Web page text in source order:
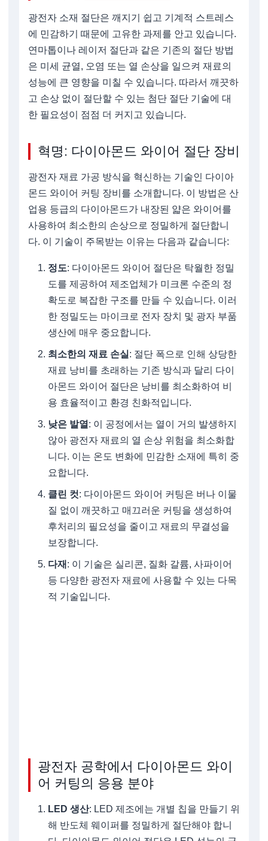
광전자 소재 절단은 깨지기 쉽고 기계적 스트레스
에 민감하기 때문에 고유한 과제를 안고 있습니다.
연마톱이나 레이저 절단과 같은 기존의 절단 방법
은 미세 균열, 오염 또는 열 손상을 일으켜 재료의
성능에 큰 영향을 미칠 수 있습니다. 따라서 깨끗하
고 손상 없이 절단할 수 있는 첨단 절단 기술에 대
한 필요성이 점점 더 커지고 있습니다.
혁명: 다이아몬드 와이어 절단 장비
광전자 재료 가공 방식을 혁신하는 기술인 다이아
몬드 와이어 커팅 장비를 소개합니다. 이 방법은 산
업용 등급의 다이아몬드가 내장된 얇은 와이어를
사용하여 최소한의 손상으로 정밀하게 절단합니
다. 이 기술이 주목받는 이유는 다음과 같습니다:
정도: 다이아몬드 와이어 절단은 탁월한 정밀
도를 제공하여 제조업체가 미크론 수준의 정
확도로 복잡한 구조를 만들 수 있습니다. 이러
한 정밀도는 마이크로 전자 장치 및 광자 부품
생산에 매우 중요합니다.
최소한의 재료 손실 : 절단 폭으로 인해 상당한
재료 낭비를 초래하는 기존 방식과 달리 다이
아몬드 와이어 절단은 낭비를 최소화하여 비
용 효율적이고 환경 친화적입니다.
낮은 발열 : 이 공정에서는 열이 거의 발생하지
않아 광전자 재료의 열 손상 위험을 최소화합
니다. 이는 온도 변화에 민감한 소재에 특히 중
요합니다.
클린 컷: 다이아몬드 와이어 커팅은 버나 이물
질 없이 깨끗하고 매끄러운 커팅을 생성하여
후처리의 필요성을 줄이고 재료의 무결성을
보장합니다.
다재 : 이 기술은 실리콘, 질화 갈륨, 사파이어
등 다양한 광전자 재료에 사용할 수 있는 다목
적 기술입니다.
광전자 공학에서 다이아몬드 와이
어 커팅의 응용 분야
LED 생산: LED 제조에는 개별 칩을 만들기 위
해 반도체 웨이퍼를 정밀하게 절단해야 합니